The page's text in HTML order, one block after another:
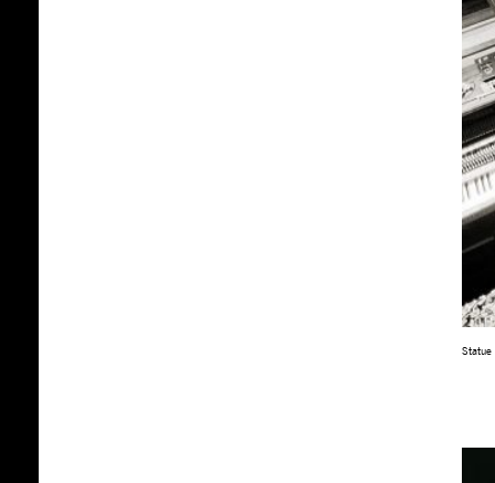
Statue